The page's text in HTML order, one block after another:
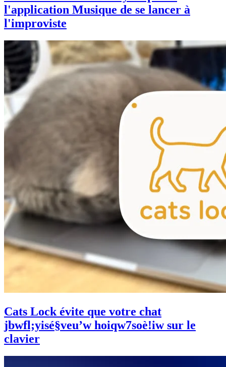
l'application Musique de se lancer à
l'improviste
Cats Lock évite que votre chat
jbwfl;yisé§veu’w hoiqw7soè!iw sur le
clavier